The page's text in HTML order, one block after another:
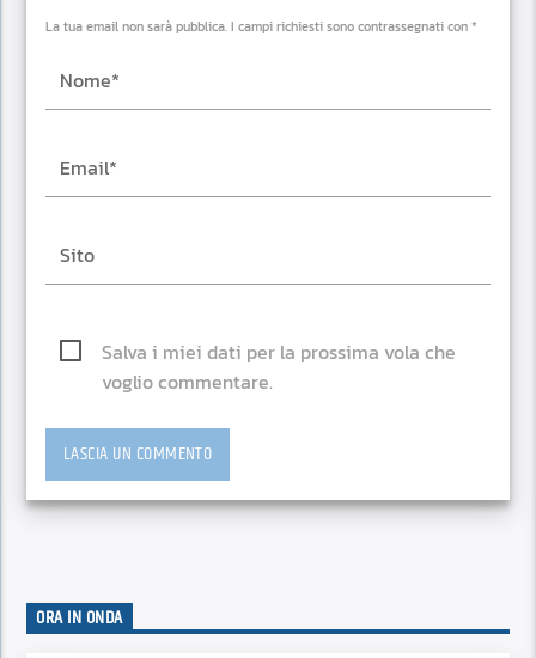
La tua email non sarà pubblica. I campi richiesti sono contrassegnati con *
Salva i miei dati per la prossima vola che
voglio commentare.
ORA IN ONDA